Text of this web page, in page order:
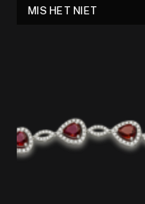
MIS HET NIET